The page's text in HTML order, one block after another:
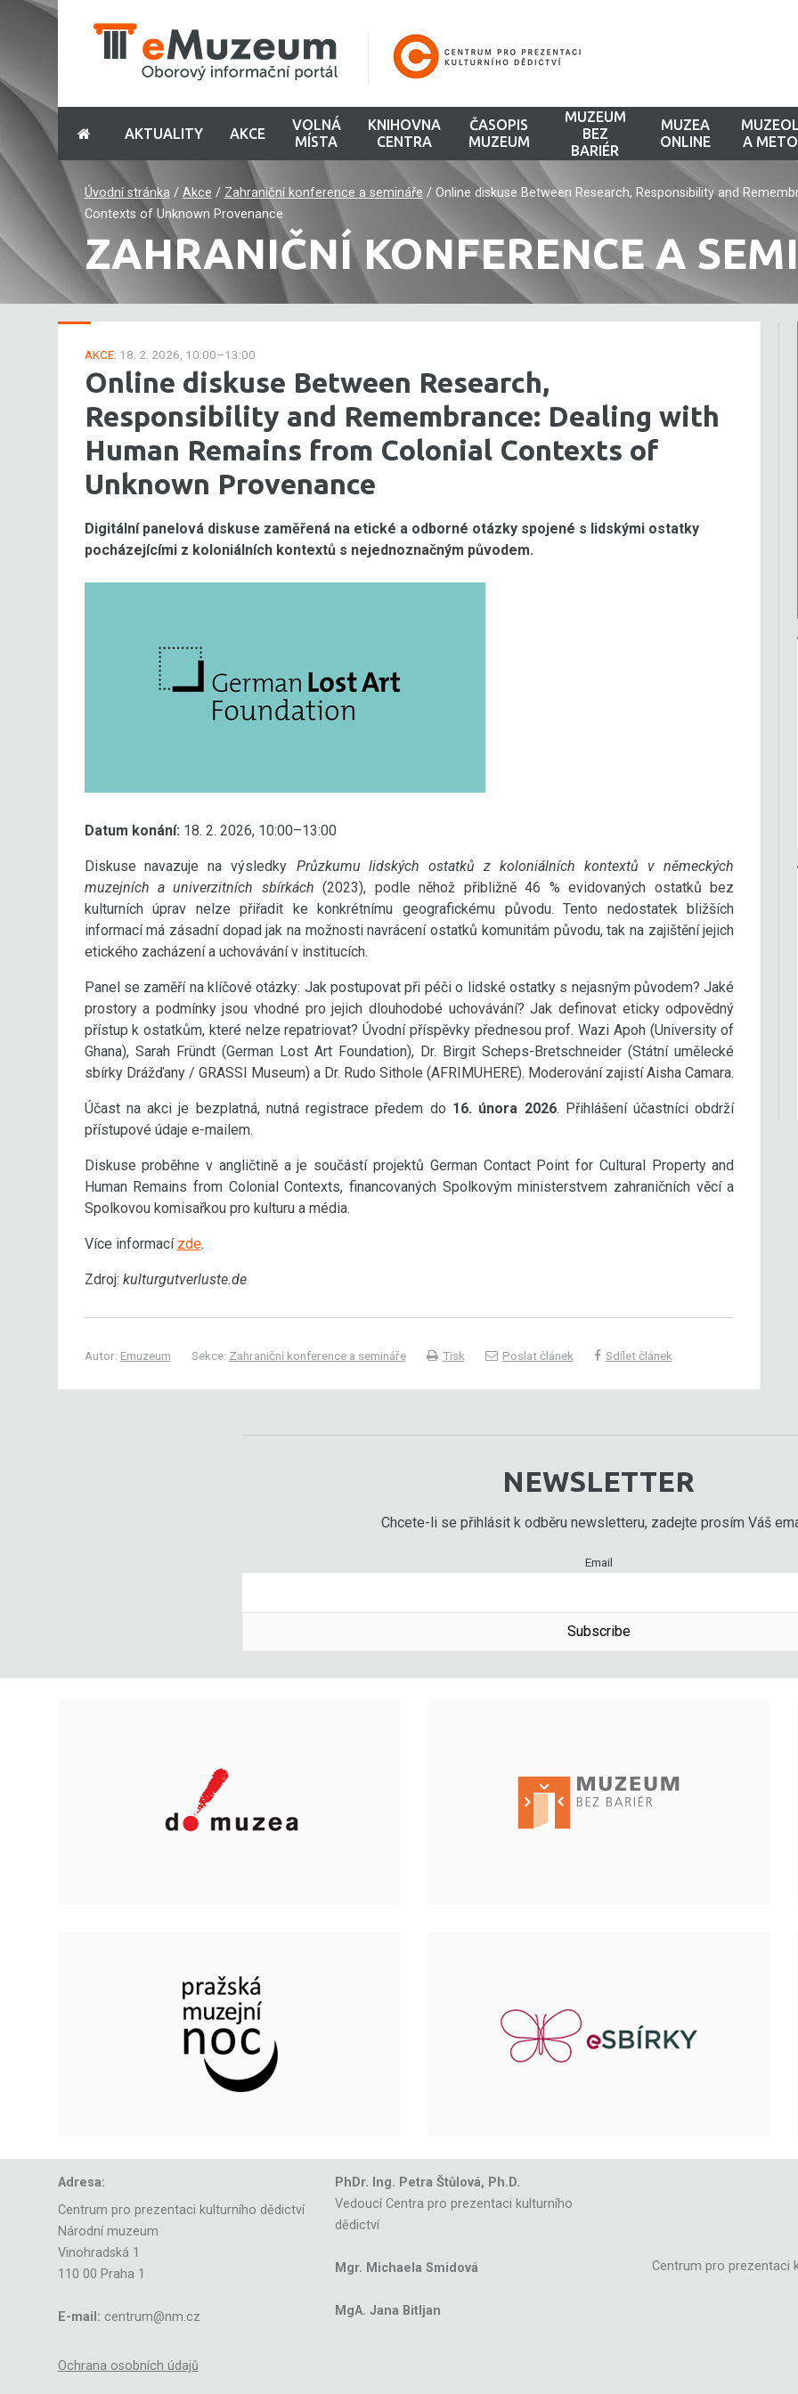
AKTUALITY AKCE
VOLNÁ
MÍSTA
KNIHOVNA
CENTRA
ČASOPIS
MUZEUM
MUZEUM
BEZ
BARIÉR
MUZEA
ONLINE
A
Úvodní stránka/ Akce / Zahraniční konference a semináře / Online diskuse Between Research, Responsibility and
Contexts of Unknown Provenance
ZAHRANIČNÍ KONFERENCE A
AKCE: 18. 2. 2026, 10:00–13:00
Online diskuse Between Research,
Responsibility and Remembrance: Dealing with
Human Remains from Colonial Contexts of
Unknown Provenance
Digitální panelová diskuse zaměřená na etické a odborné otázky spojené s lidskými ostatky
pocházejícími z koloniálních kontextů s nejednoznačným původem.
Datum konání: 18. 2. 2026, 10:00–13:00
Diskuse navazuje na výsledky Průzkumu lidských ostatků z koloniálních kontextů v německých
muzejních a univerzitních sbírkách (2023), podle něhož přibližně 46 % evidovaných ostatků bez
kulturních úprav nelze přiřadit ke konkrétnímu geografickému původu. Tento nedostatek bližších
informací má zásadní dopad jak na možnosti navrácení ostatků komunitám původu, tak na zajištění jejich
etického zacházení a uchovávání v institucích.
Panel se zaměří na klíčové otázky: Jak postupovat při péči o lidské ostatky s nejasným původem? Jaké
prostory a podmínky jsou vhodné pro jejich dlouhodobé uchovávání? Jak definovat eticky odpovědný
přístup k ostatkům, které nelze repatriovat? Úvodní příspěvky přednesou prof. Wazi Apoh (University of
Ghana), Sarah Fründt (German Lost Art Foundation), Dr. Birgit Scheps-Bretschneider (Státní umělecké
sbírky Drážďany / GRASSI Museum) a Dr. Rudo Sithole (AFRIMUHERE). Moderování zajistí Aisha Camara.
Účast na akci je bezplatná, nutná registrace předem do 16. února 2026. Přihlášení účastníci obdrží
přístupové údaje e-mailem.
Diskuse proběhne v angličtině a je součástí projektů German Contact Point for Cultural Property and
Human Remains from Colonial Contexts, financovaných Spolkovým ministerstvem zahraničních věcí a
Spolkovou komisařkou pro kulturu a média.
Více informací zde.
Zdroj: kulturgutverluste.de
Autor: Emuzeum Sekce: Zahraniční konference a semináře Tisk Poslat článek Sdílet článek
NEWSLETTER
Chcete-li se přihlásit k odběru newsletteru, zadejte prosím Váš
Email
Subscribe
Adresa:
Centrum pro prezentaci kulturního dědictví
Národní muzeum
Vinohradská 1
110 00 Praha 1
E-mail: centrum@nm.cz
Ochrana osobních údajů
PhDr. Ing. Petra Štůlová, Ph.D.
Vedoucí Centra pro prezentaci kulturního
dědictví
Mgr. Michaela Smidová
MgA. Jana Bitljan
Centrum pro prezentaci